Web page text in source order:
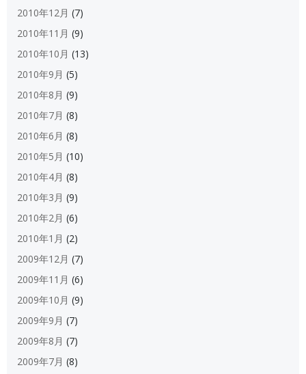
2010年12月 (7)
2010年11月 (9)
2010年10月 (13)
2010年9月 (5)
2010年8月 (9)
2010年7月 (8)
2010年6月 (8)
2010年5月 (10)
2010年4月 (8)
2010年3月 (9)
2010年2月 (6)
2010年1月 (2)
2009年12月 (7)
2009年11月 (6)
2009年10月 (9)
2009年9月 (7)
2009年8月 (7)
2009年7月 (8)